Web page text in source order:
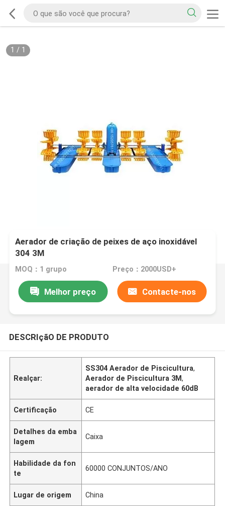
1 / 1
Aerador de criação de peixes de aço inoxidável
304 3M
MOQ：1 grupo Preço：2000USD+
Melhor preço Contacte-nos
DESCRIçãO DE PRODUTO
Realçar:
SS304 Aerador de Piscicultura,
Aerador de Piscicultura 3M,
aerador de alta velocidade 60dB
Certificação CE
Detalhes da emba
lagem
Caixa
Habilidade da fon
te
60000 CONJUNTOS/ANO
Lugar de origem China